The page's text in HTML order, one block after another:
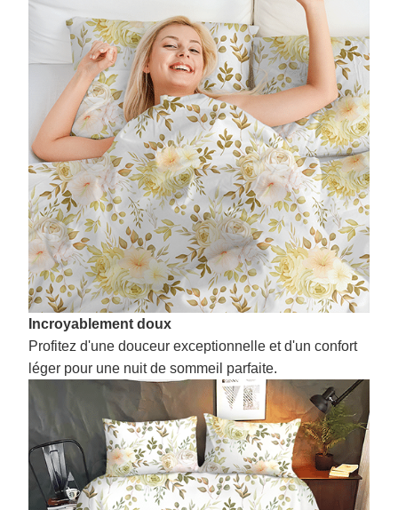
Incroyablement doux
Profitez d'une douceur exceptionnelle et d'un confort
léger pour une nuit de sommeil parfaite.